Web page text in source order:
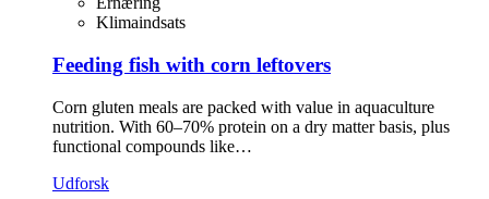
Klimaindsats
Feeding fish with corn leftovers
Corn gluten meals are packed with value in aquaculture
nutrition. With 60–70% protein on a dry matter basis, plus
functional compounds like…
Udforsk